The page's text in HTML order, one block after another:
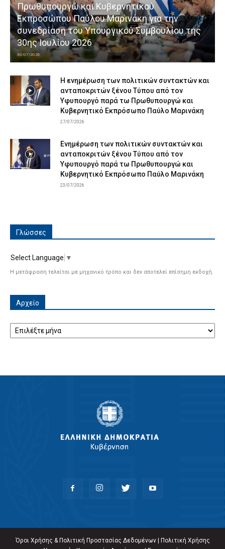
Πρωθυπουργώ και Κυβερνητικού
Εκπροσώπου Παύλου Μαρινάκη για την
συνεδρίαση του Υπουργικού Συμβουλίου της
30ης Ιουλίου 2026
30/07/2026
Η ενημέρωση των πολιτικών συντακτών και
ανταποκριτών ξένου Τύπου από τον
Υφυπουργό παρά τω Πρωθυπουργώ και
Κυβερνητικό Εκπρόσωπο Παύλο Μαρινάκη
27/07/2026
Ενημέρωση των πολιτικών συντακτών και
ανταποκριτών ξένου Τύπου από τον
Υφυπουργό παρά τω Πρωθυπουργώ και
Κυβερνητικό Εκπρόσωπο Παύλο Μαρινάκη
23/07/2026
Γλώσσες
Select Language ▼
Η μετάφραση τελείται με μηχανικό τρόπο και δεν αποτελεί επίσημη εκδοχή.
Αρχείο
Αρχείο
Όροι Χρήσης & Πολιτική Προστασίας Δεδομένων|
Πολιτική Χρήσης